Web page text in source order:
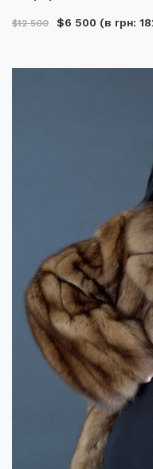
$12 500 $6 500 (в грн: